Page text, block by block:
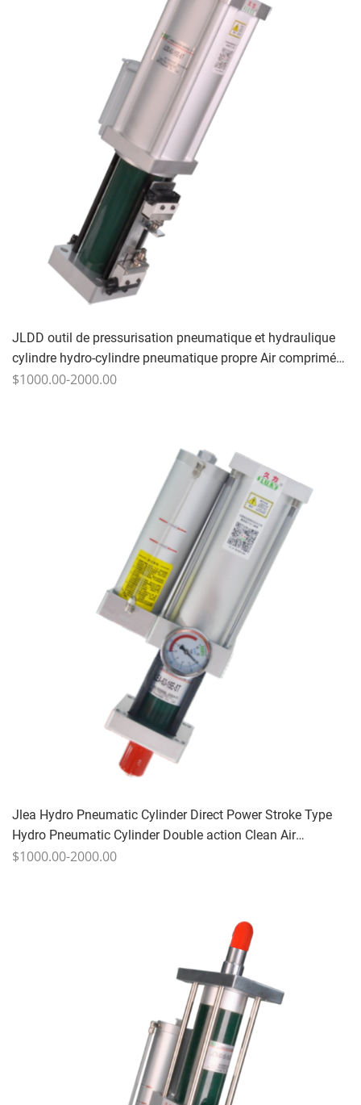
JLDD outil de pressurisation pneumatique et hydraulique
cylindre hydro-cylindre pneumatique propre Air comprimé
circulant anti-usure fluide hydraulique 20-60 fois/min
$1000.00-2000.00
Jlea Hydro Pneumatic Cylinder Direct Power Stroke Type
Hydro Pneumatic Cylinder Double action Clean Air
comprimé Huile hydraulique anti-wear 10-40 fois/min 1-
$1000.00-2000.00